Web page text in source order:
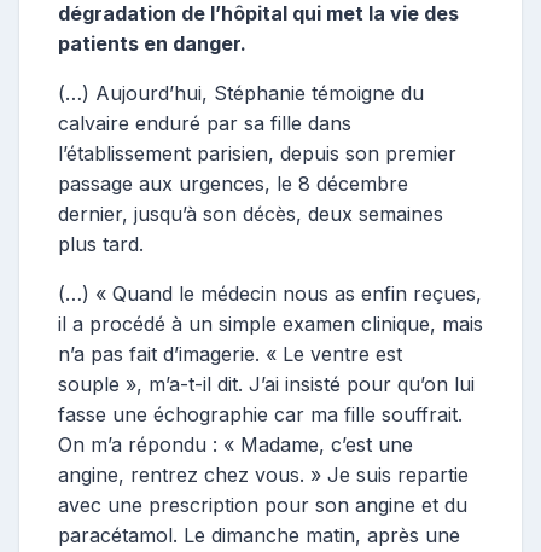
c
e
dégradation de l’hôpital qui met la vie des
patients en danger.
(…) Aujourd’hui, Stéphanie témoigne du
calvaire enduré par sa fille dans
l’établissement parisien, depuis son premier
passage aux urgences, le 8 décembre
dernier, jusqu’à son décès, deux semaines
plus tard.
(…) « Quand le médecin nous as enfin reçues,
il a procédé à un simple examen clinique, mais
n’a pas fait d’imagerie. « Le ventre est
souple », m’a-t-il dit. J’ai insisté pour qu’on lui
fasse une échographie car ma fille souffrait.
On m’a répondu : « Madame, c’est une
angine, rentrez chez vous. » Je suis repartie
avec une prescription pour son angine et du
paracétamol. Le dimanche matin, après une